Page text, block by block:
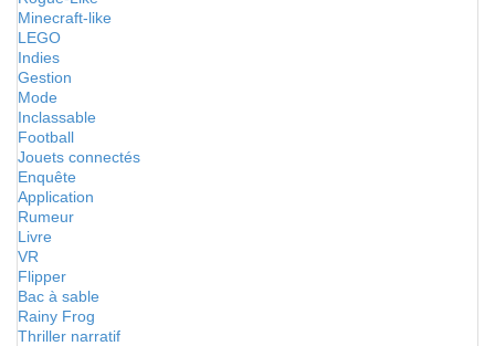
Minecraft-like
LEGO
Indies
Gestion
Mode
Inclassable
Football
Jouets connectés
Enquête
Application
Rumeur
Livre
VR
Flipper
Bac à sable
Rainy Frog
Thriller narratif